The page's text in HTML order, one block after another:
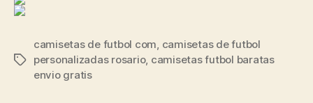
Etiquetas
camisetas de futbol com camisetas de futbol
personalizadas rosario, camisetas futbol baratas
envio gratis